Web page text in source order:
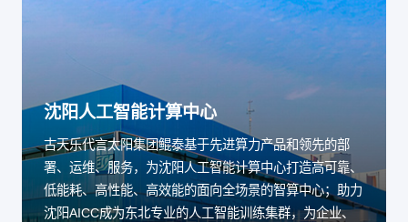
沈阳人工智能计算中心
古天乐代言太阳集团鲲泰基于先进算力产品和领先的部
署、运维、服务，为沈阳人工智能计算中心打造高可靠、
低能耗、高性能、高效能的面向全场景的智算中心；助力
沈阳AICC成为东北专业的人工智能训练集群，为企业、